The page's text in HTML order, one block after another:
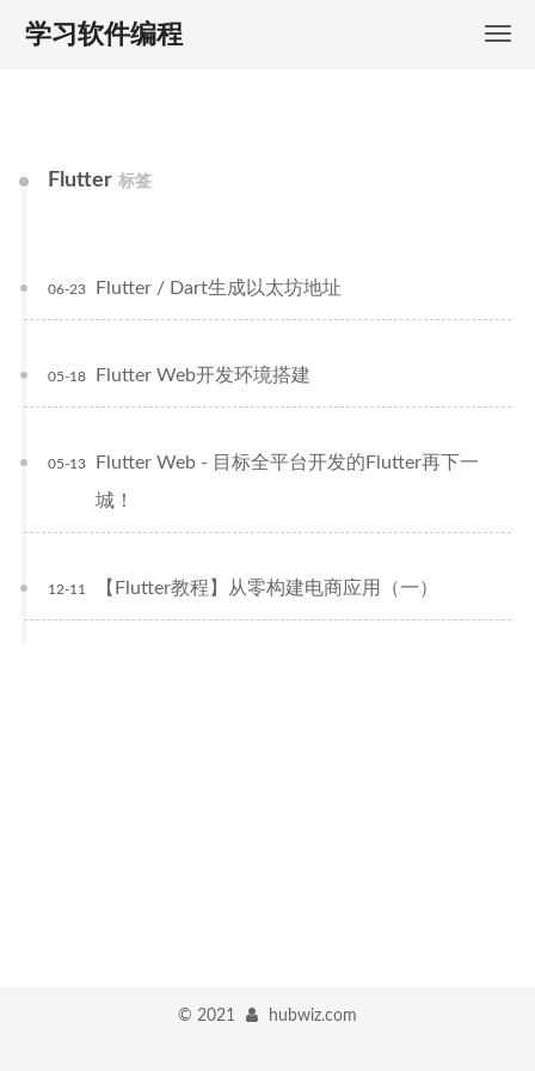
学习软件编程
Flutter 标签
Flutter / Dart生成以太坊地址
06-23
Flutter Web开发环境搭建
05-18
Flutter Web - 目标全平台开发的Flutter再下一
城！
05-13
【Flutter教程】从零构建电商应用（一）
12-11
© 2021 hubwiz.com